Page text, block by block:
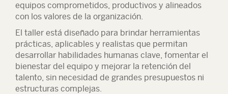
equipos comprometidos, productivos y alineados
con los valores de la organización.
El taller está diseñado para brindar herramientas
prácticas, aplicables y realistas que permitan
desarrollar habilidades humanas clave, fomentar el
bienestar del equipo y mejorar la retención del
talento, sin necesidad de grandes presupuestos ni
estructuras complejas.